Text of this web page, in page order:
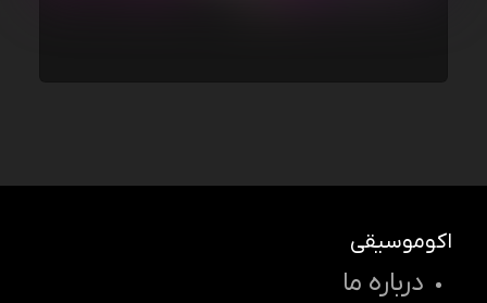
اکوموسیقی
درباره ما